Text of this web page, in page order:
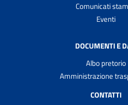
Comunicati
Eventi
DOCUMENTI E
Albo pretorio
Amministrazione
CONTATTI